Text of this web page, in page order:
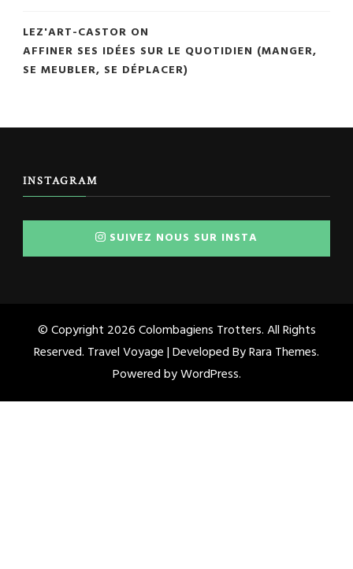
LEZ'ART-CASTOR ON
AFFINER SES IDÉES SUR LE QUOTIDIEN (MANGER,
SE MEUBLER, SE DÉPLACER)
INSTAGRAM
SUIVEZ NOUS SUR INSTA
© Copyright 2026Colombagiens Trotters. All Rights
Reserved. Travel Voyage | Developed ByRara Themes.
Powered byWordPress.